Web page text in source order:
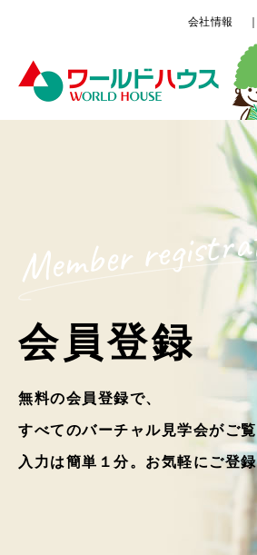
会社情報
Member
会員登録
無料の会員登録で、
すべてのバーチャル見学会がご
入力は簡単１分。お気軽にご登